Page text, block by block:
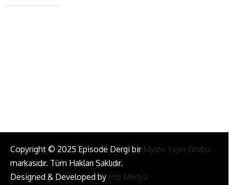
+90 543 345 46 00
Copyright © 2025 Episode Dergi bir Mylos Yayın Grubu
markasıdır. Tüm Hakları Saklıdır.
Designed & Developed by Hip Medya